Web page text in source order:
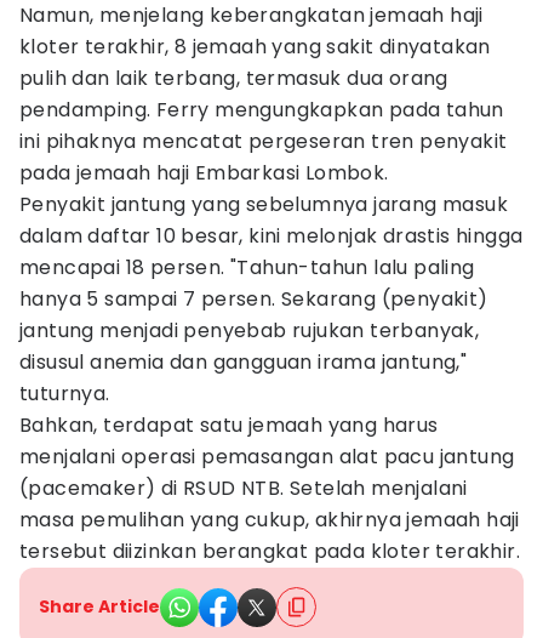
Namun, menjelang keberangkatan jemaah haji
kloter terakhir, 8 jemaah yang sakit dinyatakan
pulih dan laik terbang, termasuk dua orang
pendamping. Ferry mengungkapkan pada tahun
ini pihaknya mencatat pergeseran tren penyakit
pada jemaah haji Embarkasi Lombok.
Penyakit jantung yang sebelumnya jarang masuk
dalam daftar 10 besar, kini melonjak drastis hingga
mencapai 18 persen. "Tahun-tahun lalu paling
hanya 5 sampai 7 persen. Sekarang (penyakit)
jantung menjadi penyebab rujukan terbanyak,
disusul anemia dan gangguan irama jantung,"
tuturnya.
Bahkan, terdapat satu jemaah yang harus
menjalani operasi pemasangan alat pacu jantung
(pacemaker) di RSUD NTB. Setelah menjalani
masa pemulihan yang cukup, akhirnya jemaah haji
tersebut diizinkan berangkat pada kloter terakhir.
Share Article